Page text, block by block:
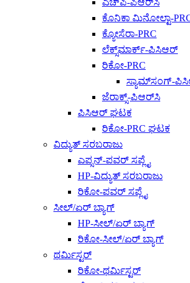
ಎಚ್‌ಪಿ-ಪಿಆರ್‌ಸಿ
ಕೊನಿಕಾ ಮಿನೋಲ್ಟಾ-
ಕ್ಯೋಸೆರಾ-PRC
ಲೆಕ್ಸ್‌ಮಾರ್ಕ್-ಪಿಸಿಆರ್
ರಿಕೋ-PRC
ಸ್ಯಾಮ್‌ಸಂಗ್-
ಜೆರಾಕ್ಸ್-ಪಿಆರ್‌ಸಿ
ಪಿಸಿಆರ್ ಘಟಕ
ರಿಕೋ-PRC ಘಟಕ
ವಿದ್ಯುತ್ ಸರಬರಾಜು
ಎಪ್ಸನ್-ಪವರ್ ಸಪ್ಲೈ
HP-ವಿದ್ಯುತ್ ಸರಬರಾಜು
ರಿಕೋ-ಪವರ್ ಸಪ್ಲೈ
ಸೀಲ್/ಏರ್ ಬ್ಯಾಗ್
HP-ಸೀಲ್/ಏರ್ ಬ್ಯಾಗ್
ರಿಕೋ-ಸೀಲ್/ಏರ್ ಬ್ಯಾಗ್
ಥರ್ಮಿಸ್ಟರ್
ರಿಕೋ-ಥರ್ಮಿಸ್ಟರ್